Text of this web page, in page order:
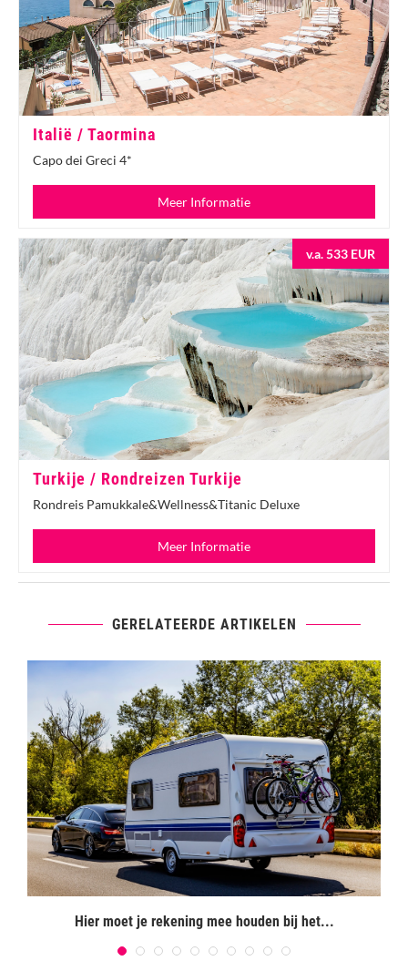
Italië / Taormina
Capo dei Greci 4*
Meer Informatie
v.a. 533 EUR
Turkije / Rondreizen Turkije
Rondreis Pamukkale&Wellness&Titanic Deluxe
Meer Informatie
GERELATEERDE ARTIKELEN
Hier moet je rekening mee houden bij het...